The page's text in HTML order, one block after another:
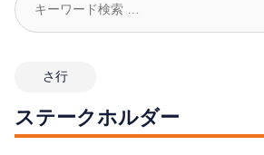
さ行
ステークホルダー